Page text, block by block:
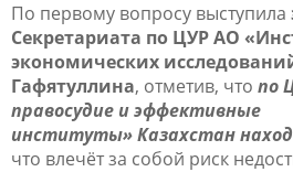
По первому вопросу выступила
Секретариата по ЦУР АО
экономических
Гафятуллина, отметив, что по
правосудие и эффективные
институты»Казахстан
что влечёт за собой риск